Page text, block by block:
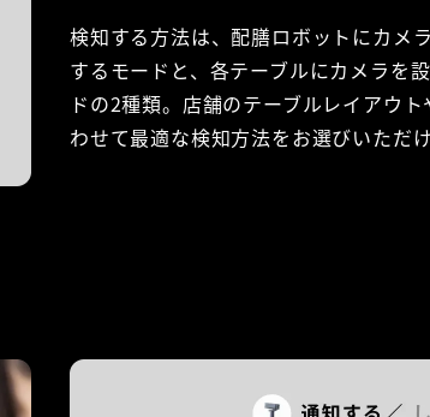
検知する方法は、配膳ロボットにカメ
するモードと、各テーブルにカメラを
ドの2種類。店舗のテーブルレイアウ
わせて最適な検知方法をお選びいただけ